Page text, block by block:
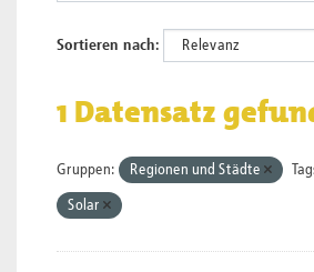
Sortieren nach
1 Datensatz
Gruppen: Regionen und Städte
Solar